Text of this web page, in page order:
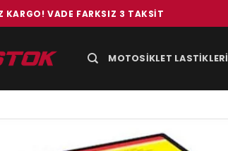
KARGO! VADE FARKSIZ 3 TAKSIT
MOTOSIKLET LASTIKLERI